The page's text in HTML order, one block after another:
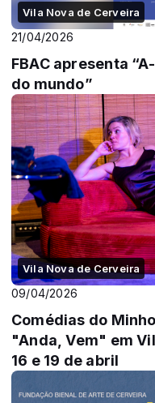
Vila Nova de Cerveira
21/04/2026
FBAC apresenta
do mundo”
Vila Nova de Cerveira
09/04/2026
Comédias do
"Anda, Vem" em
16 e 19 de abril